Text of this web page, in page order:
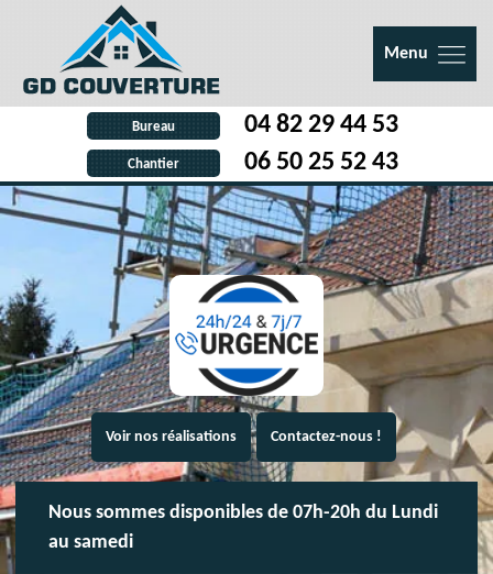
Menu
Bureau 04 82 29 44 53
Chantier 06 50 25 52 43
Voir nos réalisations Contactez-nous !
Nous sommes disponibles de 07h-20h du Lundi
au samedi